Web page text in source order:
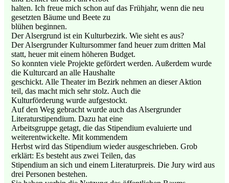
halten. Ich freue mich schon auf das Frühjahr, wenn die neu
gesetzten Bäume und Beete zu
blühen beginnen.
Der Alsergrund ist ein Kulturbezirk. Wie sieht es aus?
Der Alsergrunder Kultursommer fand heuer zum dritten Mal
statt, heuer mit einem höheren Budget.
So konnten viele Projekte gefördert werden. Außerdem wurde
die Kulturcard an alle Haushalte
geschickt. Alle Theater im Bezirk nehmen an dieser Aktion
teil, das macht mich sehr stolz. Auch die
Kulturförderung wurde aufgestockt.
Auf den Weg gebracht wurde auch das Alsergrunder
Literaturstipendium. Dazu hat eine
Arbeitsgruppe getagt, die das Stipendium evaluierte und
weiterentwickelte. Mit kommendem
Herbst wird das Stipendium wieder ausgeschrieben. Grob
erklärt: Es besteht aus zwei Teilen, das
Stipendium an sich und einem Literaturpreis. Die Jury wird aus
drei Personen bestehen.